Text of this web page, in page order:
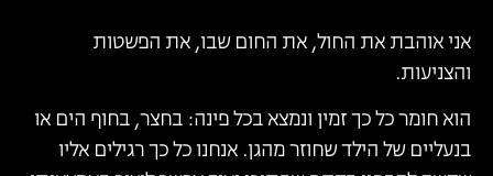
אני אוהבת את החול, את החום שבו, את הפשטות
והצניעות.
הוא חומר כל כך זמין ונמצא בכל פינה: בחצר, בחוף הים או
בנעליים של הילד שחוזר מהגן. אנחנו כל כך רגילים אליו